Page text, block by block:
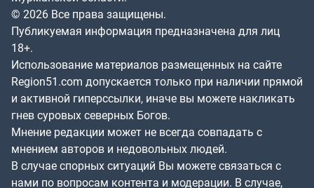
© 2026 Все права защищены.
Публикуемая информация предназначена для лиц
18+.
Использование материалов размещенных на сайте
Region51.com допускается только при наличии прямой
и активной гиперссылки, иначе вы можете накликать
гнев суровых северных Богов.
Мнение редакции может не всегда совпадать с
мнением авторов и недовольных людей.
В случае спорных ситуаций Вы можете связаться с
нами по вопросам контента и модерации. В случае,